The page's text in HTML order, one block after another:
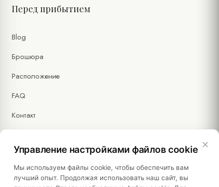
Перед прибытием
Blog
Брошюра
Расположение
FAQ
Контакт
Правовая информация
×
Управление настройками файлов cookie
Мы используем файлы cookie, чтобы обеспечить вам
лучший опыт. Продолжая использовать наш сайт, вы